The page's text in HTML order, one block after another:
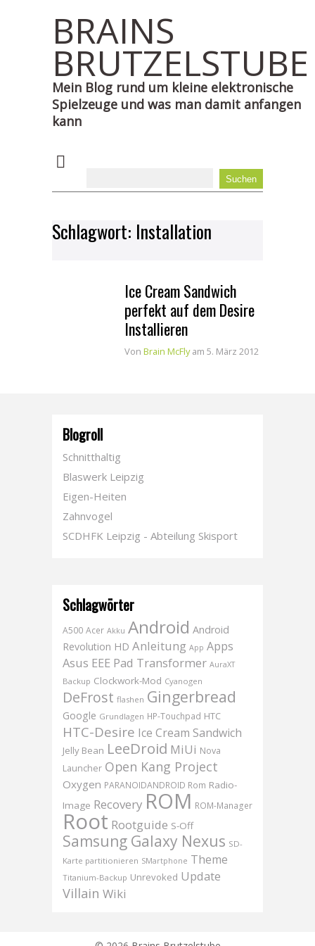
BRAINS
BRUTZELSTUBE
Mein Blog rund um kleine elektronische
Spielzeuge und was man damit anfangen
kann
Schlagwort: Installation
Ice Cream Sandwich
perfekt auf dem Desire
Installieren
Von Brain McFly am 5. März 2012
Blogroll
Schnitthaltig
Blaswerk Leipzig
Eigen-Heiten
Zahnvogel
SCDHFK Leipzig - Abteilung Skisport
Schlagwörter
A500 Acer Akku Android Android
Revolution HD Anleitung App Apps
Asus EEE Pad Transformer AuraXT
Backup Clockwork-Mod Cyanogen
DeFrost flashen Gingerbread
Google Grundlagen HP-Touchpad HTC
HTC-Desire Ice Cream Sandwich
Jelly Bean LeeDroid MiUi Nova
Launcher Open Kang Project
Oxygen PARANOIDANDROID Rom Radio-
Image Recovery ROM ROM-Manager
Root Rootguide S-Off
Samsung Galaxy Nexus SD-
Karte partitionieren SMartphone Theme
Titanium-Backup Unrevoked Update
Villain Wiki